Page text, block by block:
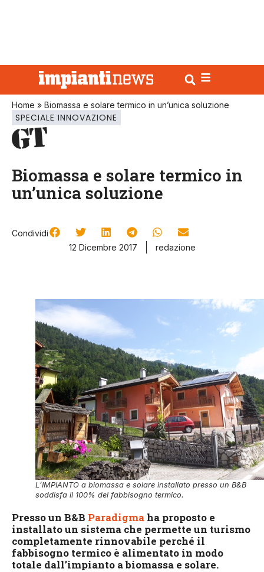
Home » Biomassa e solare termico in un’unica soluzione
SPECIALE INNOVAZIONE
Biomassa e solare termico in
un’unica soluzione
Condividi
12 Dicembre 2017
redazione
L’IMPIANTO a biomassa e solare installato presso un B&B
soddisfa il 100% del fabbisogno termico.
Presso un B&B Paradigma ha proposto e
installato un sistema che permette un turismo
completamente rinnovabile perché il
fabbisogno termico è alimentato in modo
totale dall’impianto a biomassa e solare.